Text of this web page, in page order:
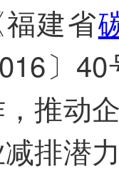
建省
〕
推动
排潜